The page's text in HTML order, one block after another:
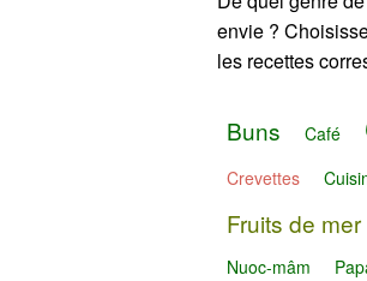
envie ?
les recettes
Buns Café
Crevettes
Fruits de mer
Nuoc-mâm